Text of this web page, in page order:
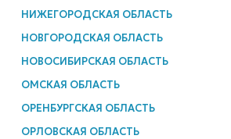
НИЖЕГОРОДСКАЯ ОБЛАСТЬ
НОВГОРОДСКАЯ ОБЛАСТЬ
НОВОСИБИРСКАЯ ОБЛАСТЬ
ОМСКАЯ ОБЛАСТЬ
ОРЕНБУРГСКАЯ ОБЛАСТЬ
ОРЛОВСКАЯ ОБЛАСТЬ